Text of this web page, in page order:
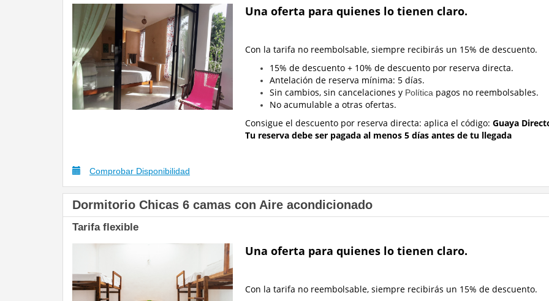
Una oferta para quienes lo tienen claro.
Con la tarifa no reembolsable, siempre recibirás un 15% de descuento.
15% de descuento + 10% de descuento por reserva directa.
Antelación de reserva mínima: 5 días.
Sin cambios, sin cancelaciones y Política pagos no reembolsables.
No acumulable a otras ofertas.
Consigue el descuento por reserva directa: aplica el código: Guaya
Tu reserva debe ser pagada al menos 5 días antes de tu llegada
Comprobar Disponibilidad
Dormitorio Chicas 6 camas con Aire acondicionado
Tarifa flexible
Una oferta para quienes lo tienen claro.
Con la tarifa no reembolsable, siempre recibirás un 15% de descuento.